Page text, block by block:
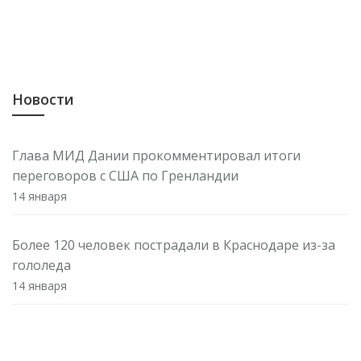
Новости
Глава МИД Дании прокомментировал итоги
переговоров с США по Гренландии
14 января
Более 120 человек пострадали в Краснодаре из-за
гололеда
14 января